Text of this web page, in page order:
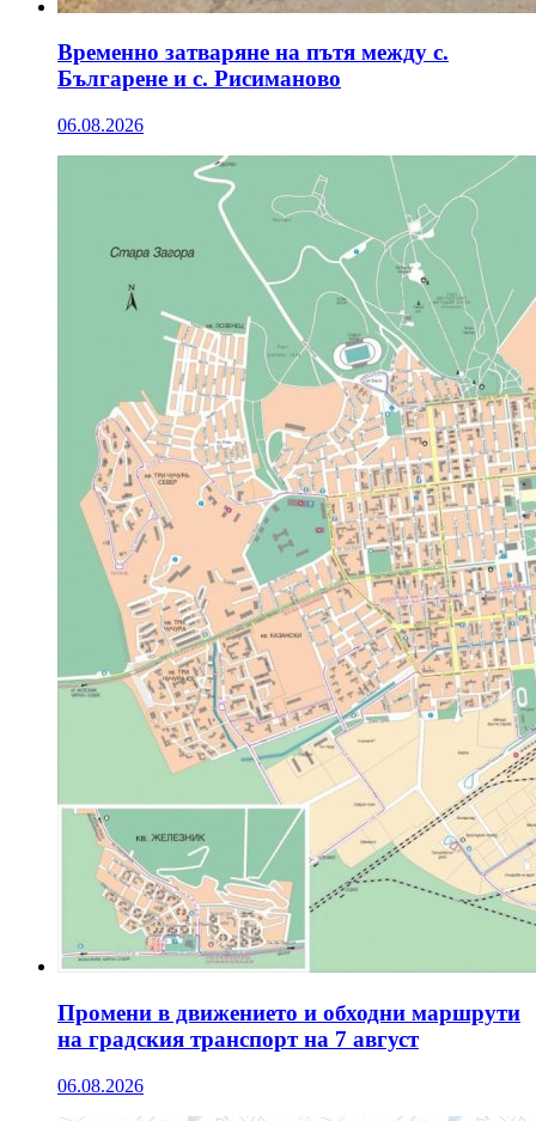
Временно затваряне на пътя между с.
Българене и с. Рисиманово
06.08.2026
Промени в движението и обходни маршрути
на градския транспорт на 7 август
06.08.2026